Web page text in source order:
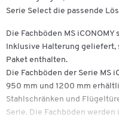
Serie Select die passende
Die Fachböden MS
Inklusive Halterung geliefert,
Paket enthalten.
Die Fachböden der Serie MS
950 mm und 1200 mm
Stahlschränken und
Serie. Die Fachböden